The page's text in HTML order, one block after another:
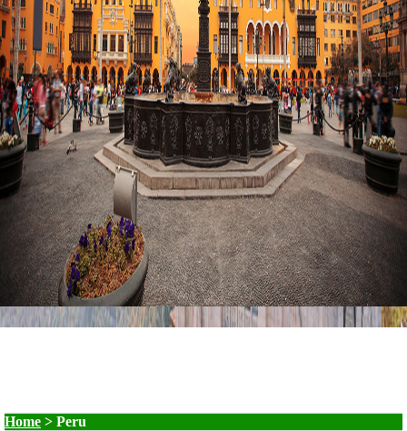
Home > Peru